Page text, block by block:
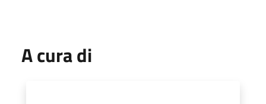
A cura di